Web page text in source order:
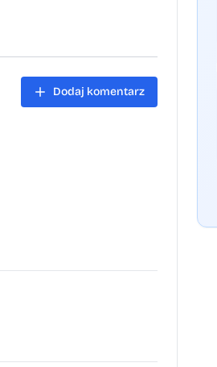
Dodaj komentarz